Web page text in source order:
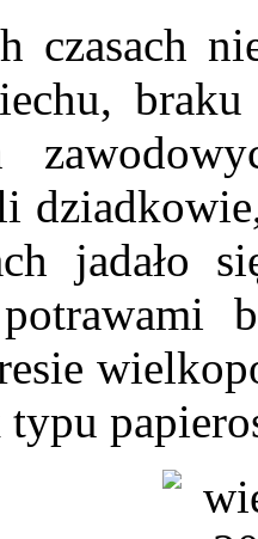
czasach
jadało